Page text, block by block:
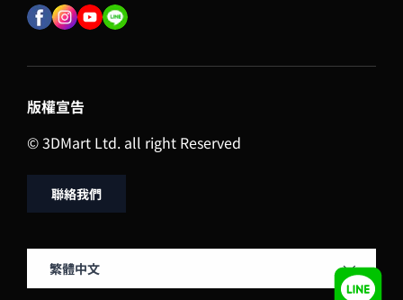
版權宣告
© 3DMart Ltd. all right Reserved
聯絡我們
繁體中文